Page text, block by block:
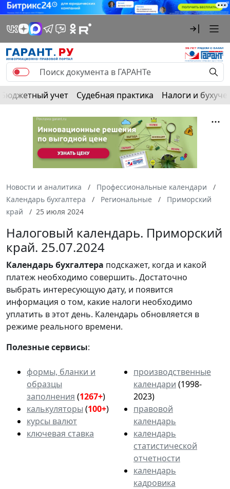
Бюджетный учет Судебная практика Налоги и
Новости и аналитика
Профессиональные календари
Календарь бухгалтера
Региональные
Приморский
край
25 июля 2024
Налоговый календарь. Приморский
край. 25.07.2024
Календарьбухгалтера подскажет, когда и какой
платеж необходимо совершить. Достаточно
выбрать интересующую дату, и появится
информация о том, какие налоги необходимо
уплатить в этот день. Календарь обновляется в
режиме реального времени.
Полезные сервисы:
формы, бланки и
образцы
заполнения (1267+)
калькуляторы (100+)
курсы валют
ключевая ставка
производственные
календари (1998-
2023)
правовой
календарь
календарь
статистической
отчетности
календарь
кадровика